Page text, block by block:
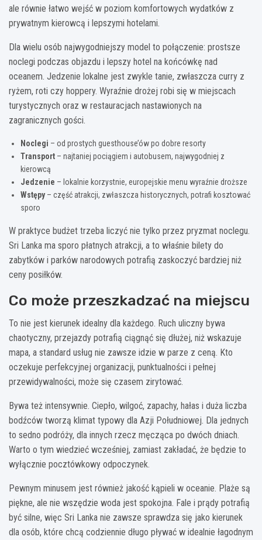
ale równie łatwo wejść w poziom komfortowych wydatków z
prywatnym kierowcą i lepszymi hotelami.
Dla wielu osób najwygodniejszy model to połączenie: prostsze
noclegi podczas objazdu i lepszy hotel na końcówkę nad
oceanem. Jedzenie lokalne jest zwykle tanie, zwłaszcza curry z
ryżem, roti czy hoppery. Wyraźnie drożej robi się w miejscach
turystycznych oraz w restauracjach nastawionych na
zagranicznych gości.
Noclegi – od prostych guesthouse’ów po dobre resorty
Transport – najtaniej pociągiem i autobusem, najwygodniej z
kierowcą
Jedzenie – lokalnie korzystnie, europejskie menu wyraźnie droższe
Wstępy– część atrakcji, zwłaszcza historycznych, potrafi kosztować
sporo
W praktyce budżet trzeba liczyć nie tylko przez pryzmat noclegu.
Sri Lanka ma sporo płatnych atrakcji, a to właśnie bilety do
zabytków i parków narodowych potrafią zaskoczyć bardziej niż
ceny posiłków.
Co może przeszkadzać na miejscu
To nie jest kierunek idealny dla każdego. Ruch uliczny bywa
chaotyczny, przejazdy potrafią ciągnąć się dłużej, niż wskazuje
mapa, a standard usług nie zawsze idzie w parze z ceną. Kto
oczekuje perfekcyjnej organizacji, punktualności i pełnej
przewidywalności, może się czasem zirytować.
Bywa też intensywnie. Ciepło, wilgoć, zapachy, hałas i duża liczba
bodźców tworzą klimat typowy dla Azji Południowej. Dla jednych
to sedno podróży, dla innych rzecz męcząca po dwóch dniach.
Warto o tym wiedzieć wcześniej, zamiast zakładać, że będzie to
wyłącznie pocztówkowy odpoczynek.
Pewnym minusem jest również jakość kąpieli w oceanie. Plaże są
piękne, ale nie wszędzie woda jest spokojna. Fale i prądy potrafią
być silne, więc Sri Lanka nie zawsze sprawdza się jako kierunek
dla osób, które chcą codziennie długo pływać w idealnie łagodnym